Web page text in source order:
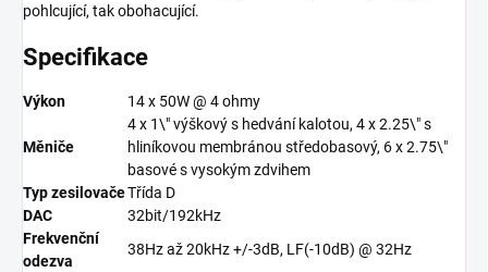
pohlcující, tak obohacující.
Specifikace
Výkon 14 x 50W @ 4 ohmy
Měniče
4 x 1\" výškový s hedvání kalotou, 4 x 2.25\" s
hliníkovou membránou středobasový, 6 x 2.75\"
basové s vysokým zdvihem
Typ zesilovačeTřída D
DAC
32bit/192kHz
Frekvenční
odezva
38Hz až 20kHz +/-3dB, LF(-10dB) @ 32Hz